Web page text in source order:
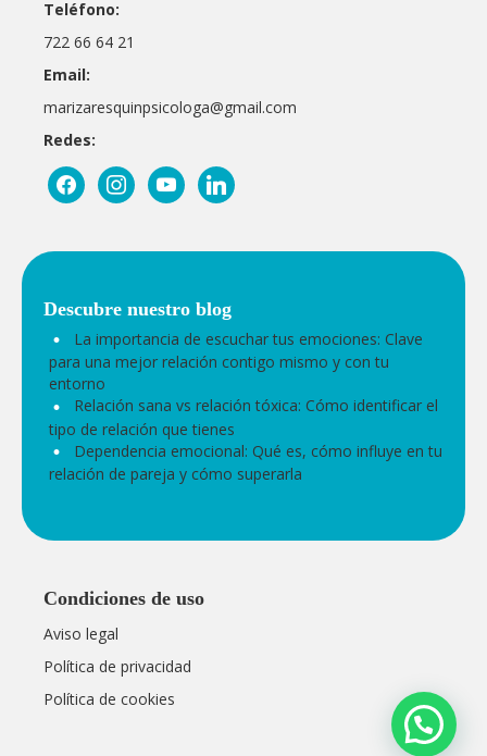
Teléfono:
722 66 64 21
Email:
marizaresquinpsicologa@gmail.com
Redes:
facebookinstagramyoutubelinkedin
La importancia de escuchar tus emociones: Clave
para una mejor relación contigo mismo y con tu
entorno
Relación sana vs relación tóxica: Cómo identificar el
tipo de relación que tienes
Dependencia emocional: Qué es, cómo influye en tu
relación de pareja y cómo superarla
Condiciones de uso
Aviso legal
Política de privacidad
Política de cookies